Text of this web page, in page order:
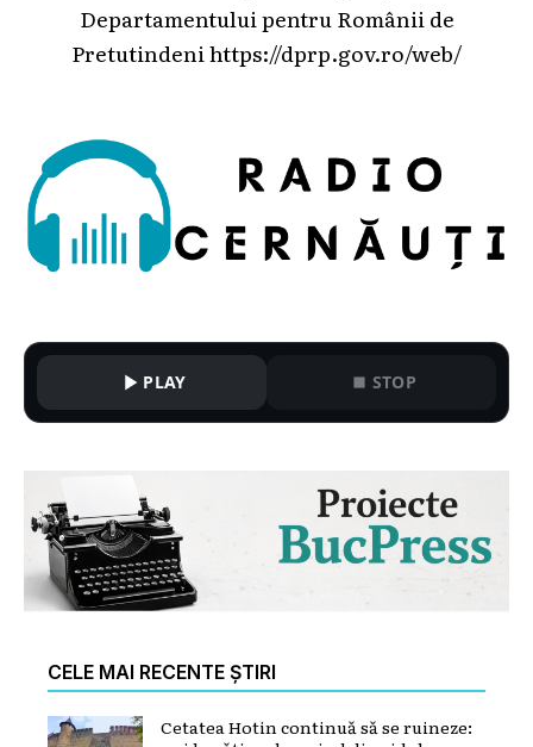
Departamentului pentru Românii de
Pretutindeni https://dprp.gov.ro/web/
PLAY STOP
CELE MAI RECENTE ȘTIRI
Cetatea Hotin continuă să se ruineze: